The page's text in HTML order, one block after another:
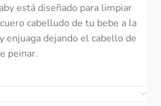
está diseñado para limpiar
cabelludo de tu bebe a la
enjuaga dejando el cabello de
peinar.